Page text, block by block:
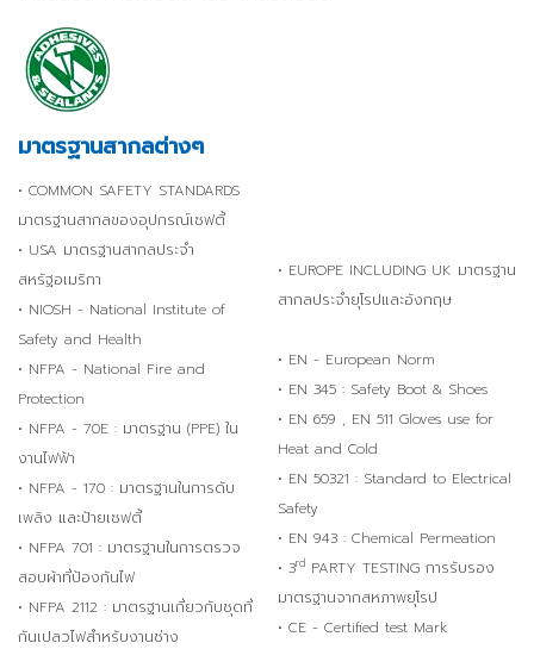
มาตรฐานสากลต่างๆ
• COMMON SAFETY STANDARDS
มาตรฐานสากลของอุปกรณ์เซฟตี้
• USA มาตรฐานสากลประจำ
สหรัฐอเมริกา
• NIOSH - National Institute of
Safety and Health
• NFPA - National Fire and
Protection
• NFPA - 70E : มาตรฐาน (PPE) ใน
งานไฟฟ้า
• NFPA - 170 : มาตรฐานในการดับ
เพลิง และป้ายเซฟตี้
• NFPA 701 : มาตรฐานในการตรวจ
สอบผ้าที่ป้องกันไฟ
• NFPA 2112 : มาตรฐานเกี่ยวกับชุดที่
กันเปลวไฟสำหรับงานช่าง
• EUROPE INCLUDING UK มาตรฐาน
สากลประจำยุโรปและอังกฤษ
• EN - European Norm
• EN 345 : Safety Boot & Shoes
• EN 659 , EN 511 Gloves use for
Heat and Cold
• EN 50321 : Standard to Electrical
Safety
• EN 943 : Chemical Permeation
• 3rd PARTY TESTING การรับรอง
มาตรฐานจากสหภาพยุโรป
• CE - Certified test Mark